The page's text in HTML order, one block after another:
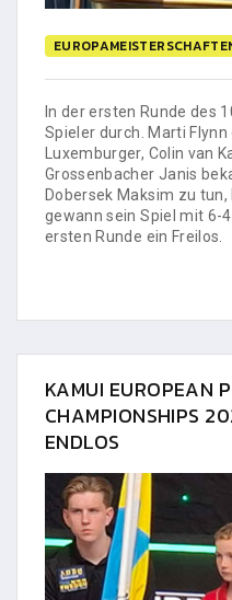
In der ersten Runde des
Spieler durch. Marti
Luxemburger, Colin van
Grossenbacher Janis
Dobersek Maksim zu
gewann sein Spiel mit 6-
ersten Runde ein Freilos.
KAMUI EUROPEAN
CHAMPIONSHIPS
ENDLOS